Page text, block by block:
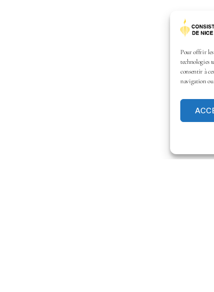
Pour offrir les
technologies
consentir à
navigation ou